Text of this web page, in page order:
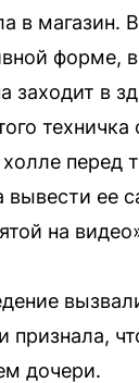
в
форме,
заходит в
перед
ее
на
признала,
дочери.